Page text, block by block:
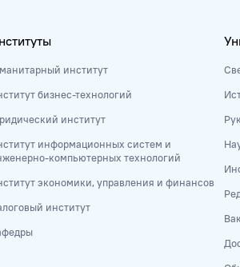
институт
бизнес-технологий
институт
информационных систем и
компьютерных технологий
экономики, управления и финансов
институт